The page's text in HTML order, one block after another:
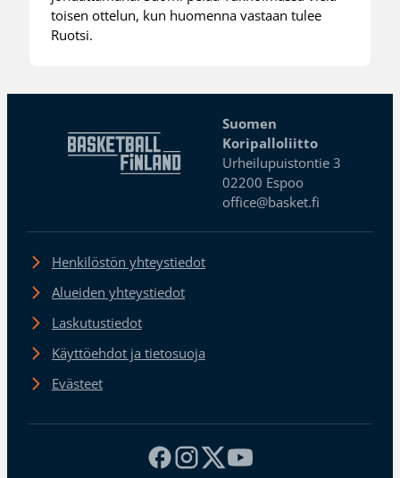
toisen ottelun, kun huomenna vastaan tulee
Ruotsi.
Suomen
Koripalloliitto
Urheilupuistontie 3
02200 Espoo
office@basket.fi
Henkilöstön yhteystiedot
Alueiden yhteystiedot
Laskutustiedot
Käyttöehdot ja tietosuoja
Evästeet